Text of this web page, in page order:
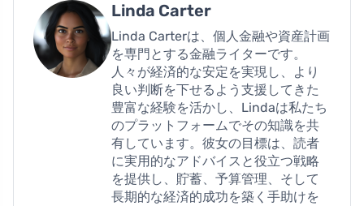
Linda Carter
Linda Carterは、個人金融や資産計画
を専門とする金融ライターです。
人々が経済的な安定を実現し、より
良い判断を下せるよう支援してきた
豊富な経験を活かし、Lindaは私たち
のプラットフォームでその知識を共
有しています。彼女の目標は、読者
に実用的なアドバイスと役立つ戦略
を提供し、貯蓄、予算管理、そして
長期的な経済的成功を築く手助けを